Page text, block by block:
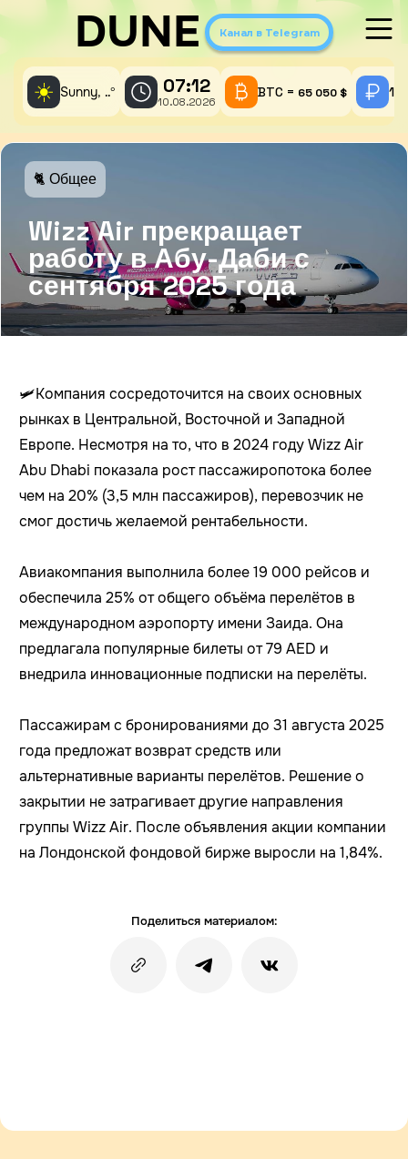
DUNE Канал в Telegram
☀️ Sunny, ..° 07:12
10.08.2026
BTC = 65 050 $ 1
Wizz Air прекращает
работу в Абу-Даби с
сентября 2025 года
🐈 Общее
🛩️Компания сосредоточится на своих основных
рынках в Центральной, Восточной и Западной
Европе. Несмотря на то, что в 2024 году Wizz Air
Abu Dhabi показала рост пассажиропотока более
чем на 20% (3,5 млн пассажиров), перевозчик не
смог достичь желаемой рентабельности.
Авиакомпания выполнила более 19 000 рейсов и
обеспечила 25% от общего объёма перелётов в
международном аэропорту имени Заида. Она
предлагала популярные билеты от 79 AED и
внедрила инновационные подписки на перелёты.
Пассажирам с бронированиями до 31 августа 2025
года предложат возврат средств или
альтернативные варианты перелётов. Решение о
закрытии не затрагивает другие направления
группы Wizz Air. После объявления акции компании
на Лондонской фондовой бирже выросли на 1,84%.
Поделиться материалом: